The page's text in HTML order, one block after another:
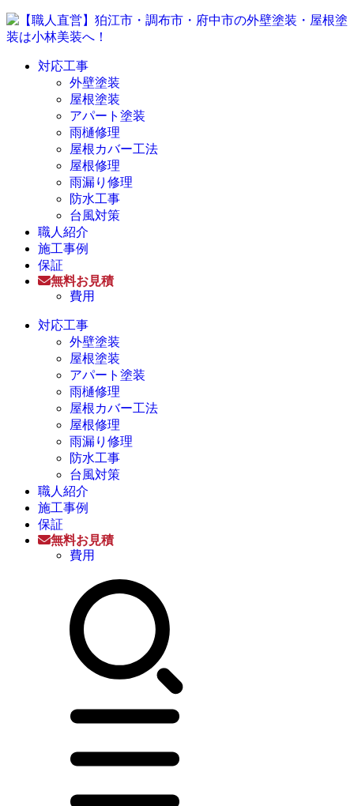
対応工事
外壁塗装
屋根塗装
アパート塗装
雨樋修理
屋根カバー工法
屋根修理
雨漏り修理
防水工事
台風対策
職人紹介
施工事例
保証
無料お見積
費用
対応工事
外壁塗装
屋根塗装
アパート塗装
雨樋修理
屋根カバー工法
屋根修理
雨漏り修理
防水工事
台風対策
職人紹介
施工事例
保証
無料お見積
費用